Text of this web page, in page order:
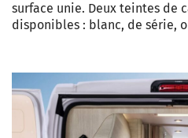
surface unie. Deux teintes de
disponibles : blanc, de série,